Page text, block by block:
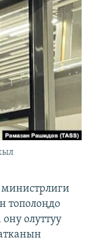
министрлиги
тополоңдо
олуттуу